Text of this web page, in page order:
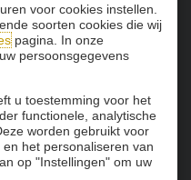
voor cookies instellen.
soorten cookies die wij
pagina. In onze
persoonsgegevens
u toestemming voor het
functionele, analytische
worden gebruikt voor
het personaliseren van
op "Instellingen" om uw